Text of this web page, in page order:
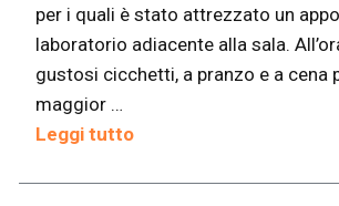
per i quali è stato attrezzato un
laboratorio adiacente alla sala.
gustosi cicchetti, a pranzo e a cena
maggior …
Leggi tutto